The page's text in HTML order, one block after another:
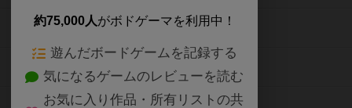
約75,000人がボドゲーマを利用中！
遊んだボードゲームを記録する
気になるゲームのレビューを読む
お気に入り作品・所有リストの共
ボードゲームの新着レビュー
ボードゲーム会情報